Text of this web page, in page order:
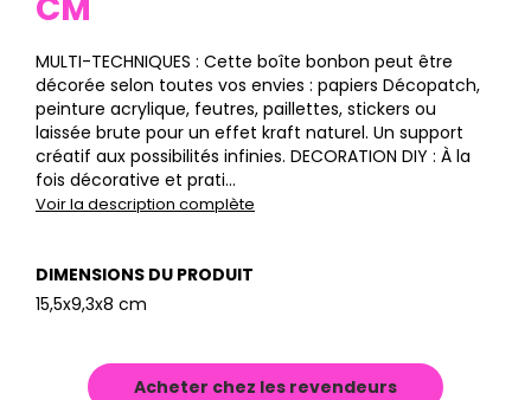
MULTI-TECHNIQUES : Cette boîte bonbon peut être
décorée selon toutes vos envies : papiers Décopatch,
peinture acrylique, feutres, paillettes, stickers ou
laissée brute pour un effet kraft naturel. Un support
créatif aux possibilités infinies. DECORATION DIY : À la
fois décorative et prati...
Voir la description complète
DIMENSIONS DU PRODUIT
15,5x9,3x8 cm
Acheter chez les revendeurs